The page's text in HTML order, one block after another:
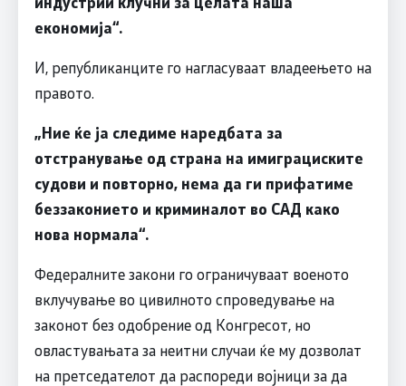
економија“.
И, републиканците го нагласуваат владеењето на
правото.
„Ние ќе ја следиме наредбата за
отстранување од страна на имиграциските
судови и повторно, нема да ги прифатиме
беззаконието и криминалот во САД како
нова нормала“.
Федералните закони го ограничуваат военото
вклучување во цивилното спроведување на
законот без одобрение од Конгресот, но
овластувањата за неитни случаи ќе му дозволат
на претседателот да распореди војници за да